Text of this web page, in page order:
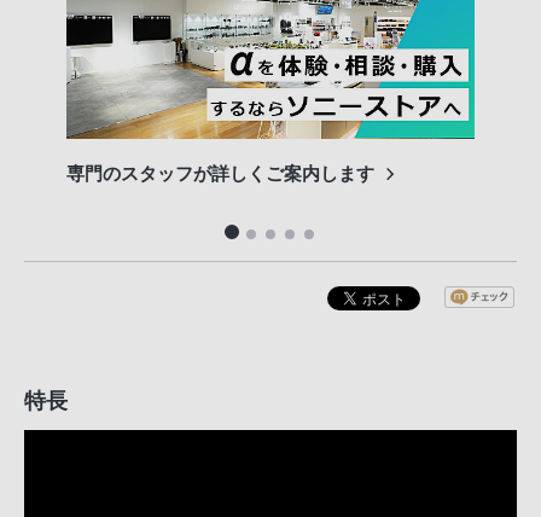
専門のスタッフが詳しくご案内します
特長